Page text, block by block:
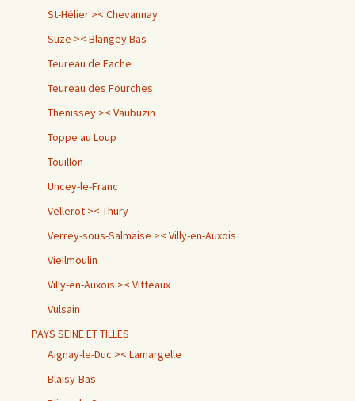
St-Hélier >< Chevannay
Suze >< Blangey Bas
Teureau de Fache
Teureau des Fourches
Thenissey >< Vaubuzin
Toppe au Loup
Touillon
Uncey-le-Franc
Vellerot >< Thury
Verrey-sous-Salmaise >< Villy-en-Auxois
Vieilmoulin
Villy-en-Auxois >< Vitteaux
Vulsain
PAYS SEINE ET TILLES
Aignay-le-Duc >< Lamargelle
Blaisy-Bas